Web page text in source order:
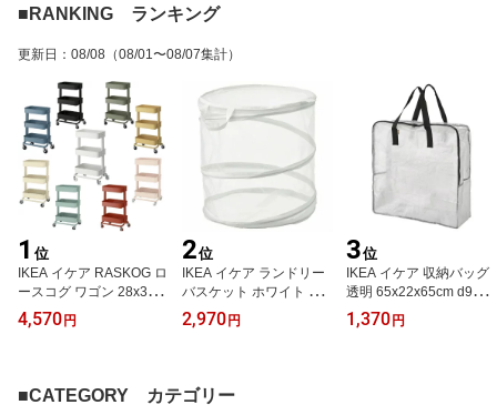
■RANKING ランキング
更新日 ： 08/08 （08/01〜08/07集計）
1 位
IKEA イケア RASKOG ロ
ースコグ ワゴン 28x38x
61cm 小サイズ キッチン
ワゴン 3段 キャスター付
ン収納 キッチンワゴン
おしゃれ シンプル 北欧
4,570 円
2位
IKEA イケア ランドリー
バスケット ホワイト 79L
m40522050 FYLLEN フ
ィレン インテリア バス
ット 洗濯かご おしゃれ
シンプル 北欧 かわいい
2,970 円
3位
IKEA イケア 収納バッグ
透明 65x22x65cm d9018
7753 DIMPA ディムパ 雑
貨 小物 かばん エコバッ
1,370 円
■CATEGORY カテゴリー